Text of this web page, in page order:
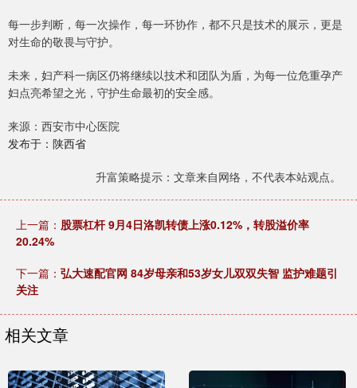
每一步判断，每一次操作，每一环协作，都不只是技术的展示，更是
对生命的敬畏与守护。
未来，妇产科一病区仍将继续以技术和团队为盾，为每一位危重孕产
妇点亮希望之光，守护生命最初的安全感。
来源：西安市中心医院
发布于：陕西省
升富策略提示：文章来自网络，不代表本站观点。
上一篇： 股票杠杆 9月4日洛凯转债上涨0.12%，转股溢价率
20.24%
下一篇： 弘大速配官网 84岁母亲和53岁女儿双双失智 监护难题引
关注
相关文章